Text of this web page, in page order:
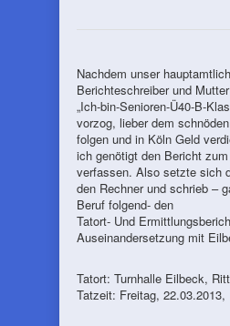
Nachdem unser
Berichteschreiber und
„Ich-bin-Senioren-Ü40-B-
vorzog, lieber dem
folgen und in Köln Geld
ich genötigt den Bericht
verfassen. Also setzte sich
den Rechner und schrieb –
Beruf folgend- den
Tatort- Und
Auseinandersetzung mit
Tatort: Turnhalle Eilbeck,
Tatzeit: Freitag, 22.03.2013,